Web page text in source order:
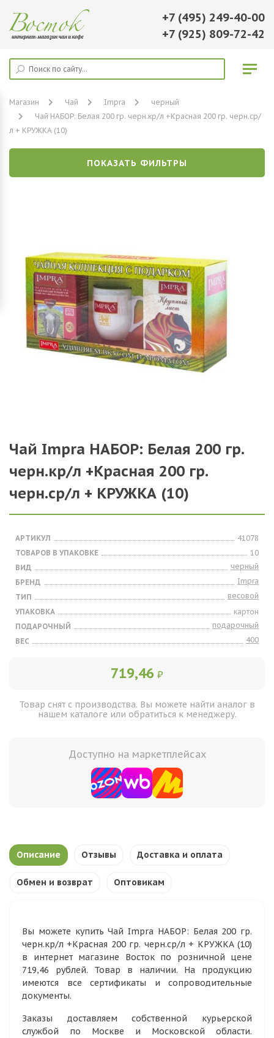
+7 (495) 249-40-00
+7 (925) 809-72-42
Магазин Чай Impra
черный
Чай НАБОР: Белая 200 гр. черн.кр/л +Красная 200 гр. черн.ср/
л + КРУЖКА (10)
ПОКАЗАТЬ ФИЛЬТРЫ
Чай Impra НАБОР: Белая 200 гр.
черн.кр/л +Красная 200 гр.
черн.ср/л + КРУЖКА (10)
АРТИКУЛ
41078
ТОВАРОВ В УПАКОВКЕ
10
ВИД
черный
БРЕНД
Impra
ТИП
весовой
УПАКОВКА
картон
ПОДАРОЧНЫЙ
подарочный
ВЕС
400
719,46 ₽
Товар снят с производства. Вы можете найти аналог в
нашем каталоге или обратиться к менеджеру.
Доступно на маркетплейсах
Описание Отзывы Доставка и оплата
Обмен и возврат Оптовикам
Вы можете купить Чай Impra НАБОР: Белая 200 гр.
черн.кр/л +Красная 200 гр. черн.ср/л + КРУЖКА (10)
в интернет магазине Восток по розничной цене
719,46 рублей. Товар в наличии. На продукцию
имеются все сертификаты и сопроводительные
документы.
Заказы доставляем собственной курьерской
службой по Москве и Московской области.